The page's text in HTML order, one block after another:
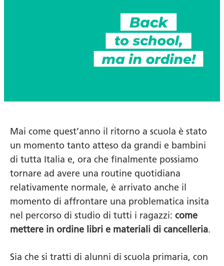
Mai come quest’anno il ritorno a scuola è stato
un momento tanto atteso da grandi e bambini
di tutta Italia e, ora che finalmente possiamo
tornare ad avere una routine quotidiana
relativamente normale, è arrivato anche il
momento di affrontare una problematica insita
nel percorso di studio di tutti i ragazzi: come
mettere in ordine libri e materiali di cancelleria.
Sia che si tratti di alunni di scuola primaria, con